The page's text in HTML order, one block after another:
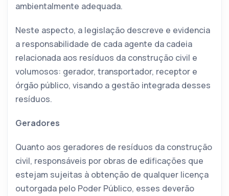
ambientalmente adequada.
Neste aspecto, a legislação descreve e evidencia
a responsabilidade de cada agente da cadeia
relacionada aos resíduos da construção civil e
volumosos: gerador, transportador, receptor e
órgão público, visando a gestão integrada desses
resíduos.
Geradores
Quanto aos geradores de resíduos da construção
civil, responsáveis por obras de edificações que
estejam sujeitas à obtenção de qualquer licença
outorgada pelo Poder Público, esses deverão